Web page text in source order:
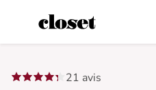
21 avis